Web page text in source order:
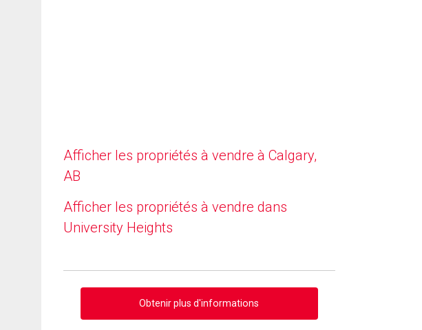
Afficher les propriétés à vendre à Calgary,
AB
Afficher les propriétés à vendre dans
University Heights
Obtenir plus d'informations